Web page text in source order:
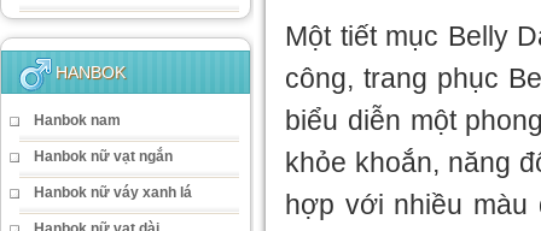
HANBOK
Hanbok nam
Hanbok nữ vạt ngắn
Hanbok nữ váy xanh lá
Một tiết mục Belly
công, trang phục
biểu diễn một
khỏe khoắn, năng
hợp với nhiều màu